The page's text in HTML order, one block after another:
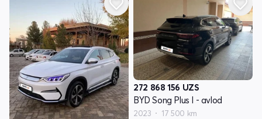
272 868 156 UZS
BYD Song Plus I - avlod
2023 17 500 km